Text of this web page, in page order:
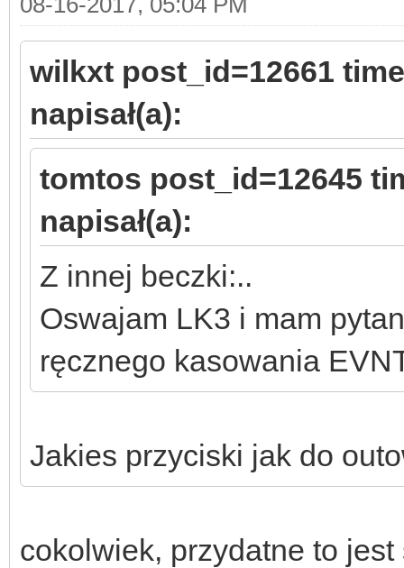
wilkxt post_id=12661
napisał(a):
tomtos post_id=12645
napisał(a):
Z innej beczki:..
Oswajam LK3 i mam
ręcznego kasowania
Jakies przyciski jak do
cokolwiek, przydatne to